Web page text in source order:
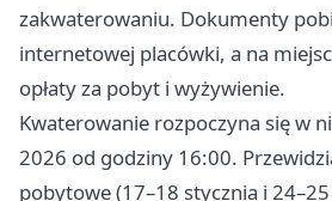
zakwaterowaniu. Dokumenty
internetowej placówki, a na
opłaty za pobyt i wyżywienie.
Kwaterowanie rozpoczyna się w
2026 od godziny 16:00.
pobytowe (17–18 stycznia i